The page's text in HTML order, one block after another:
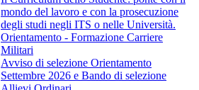
mondo del lavoro e con la prosecuzione
degli studi negli ITS o nelle Università.
Orientamento - Formazione Carriere
Militari
Avviso di selezione Orientamento
Settembre 2026 e Bando di selezione